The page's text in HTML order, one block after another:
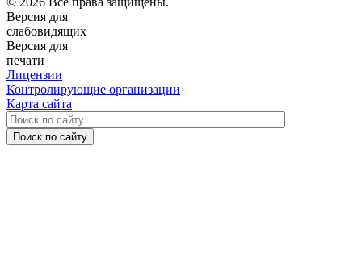
Версия для
слабовидящих
Версия для
печати
Лицензии
Контролирующие организации
Карта сайта
Поиск по сайту